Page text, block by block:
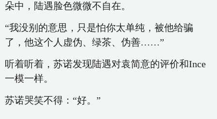
朵中，陆遇脸色微微不自在。
“我没别的意思，只是怕你太单纯，被他给骗
了，他这个人虚伪、绿茶、伪善……”
听着听着，苏诺发现陆遇对袁简意的评价和Ince
一模一样。
苏诺哭笑不得：“好。”